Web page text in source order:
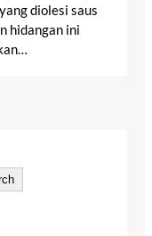
diolesi saus
hidangan ini